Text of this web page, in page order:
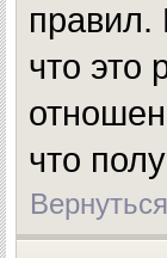
правил.
что это
что